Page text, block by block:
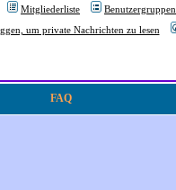
Mitgliederliste Benutzergruppen
um private Nachrichten zu lesen
FAQ